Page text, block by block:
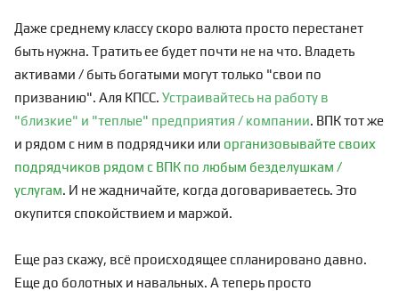
Даже среднему классу скоро валюта просто перестанет
быть нужна. Тратить ее будет почти не на что. Владеть
активами / быть богатыми могут только "свои по
призванию". Аля КПСС. Устраивайтесь на работу в
"близкие" и "теплые" предприятия / компании. ВПК тот же
и рядом с ним в подрядчики или организовывайте своих
подрядчиков рядом с ВПК по любым безделушкам /
услугам. И не жадничайте, когда договариваетесь. Это
окупится спокойствием и маржой.
Еще раз скажу, всё происходящее спланировано давно.
Еще до болотных и навальных. А теперь просто